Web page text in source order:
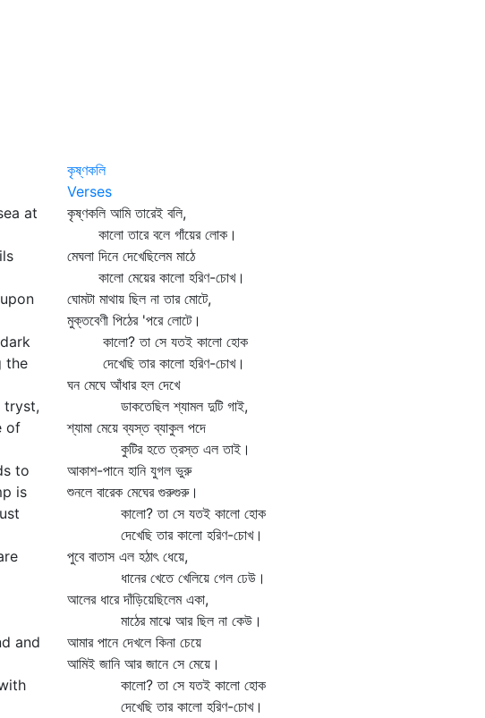
at
the
tryst,
of
to
is
and
কৃষ্ণকলি
Verses
কৃষ্ণকলি আমি তারেই বলি,
কালো তারে বলে গাঁয়ের লোক।
মেঘলা দিনে দেখেছিলেম মাঠে
কালো মেয়ের কালো হরিণ-চোখ।
ঘোমটা মাথায় ছিল না তার মোটে,
মুক্তবেণী পিঠের 'পরে লোটে।
কালো? তা সে যতই কালো হোক
দেখেছি তার কালো হরিণ-চোখ।
ঘন মেঘে আঁধার হল দেখে
ডাকতেছিল শ্যামল দুটি গাই,
শ্যামা মেয়ে ব্যস্ত ব্যাকুল পদে
কুটির হতে ত্রস্ত এল তাই।
আকাশ-পানে হানি যুগল ভুরু
শুনলে বারেক মেঘের গুরুগুরু।
কালো? তা সে যতই কালো হোক
দেখেছি তার কালো হরিণ-চোখ।
পুবে বাতাস এল হঠাৎ ধেয়ে,
ধানের খেতে খেলিয়ে গেল ঢেউ।
আলের ধারে দাঁড়িয়েছিলেম একা,
মাঠের মাঝে আর ছিল না কেউ।
আমার পানে দেখলে কিনা চেয়ে
আমিই জানি আর জানে সে মেয়ে।
কালো? তা সে যতই কালো হোক
দেখেছি তার কালো হরিণ-চোখ।